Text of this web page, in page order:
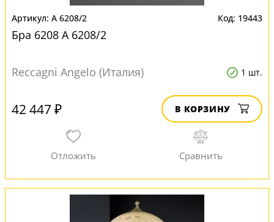
A 6208/2 19443
Бра 6208 A 6208/2
Reccagni Angelo (Италия) 1 шт.
42 447 ₽ В КОРЗИНУ